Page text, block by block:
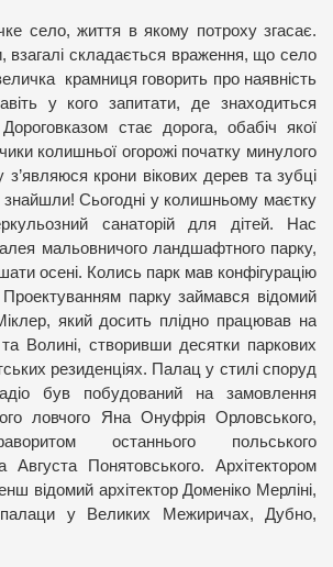
село, життя в якому потроху згасає.
взагалі складається враження, що село
крамниця говорить про наявність
у кого запитати, де знаходиться
стає дорога, обабіч якої
колишньої огорожі початку минулого
з’являюся крони вікових дерев та зубці
знайшли! Сьогодні у колишньому маєтку
санаторій для дітей. Нас
алея мальовничого ландшафтного парку,
осені. Колись парк мав конфігурацію
Проектуванням парку займався відомий
Міклер, який досить плідно працював на
та Волині, створивши десятки паркових
резиденціях. Палац у стилі споруд
був побудований на замовлення
ловчого Яна Онуфрія Орловського,
останнього польського
Августа Понятовського. Архітектором
відомий архітектор Доменіко Мерліні,
палаци у Великих Межиричах, Дубно,